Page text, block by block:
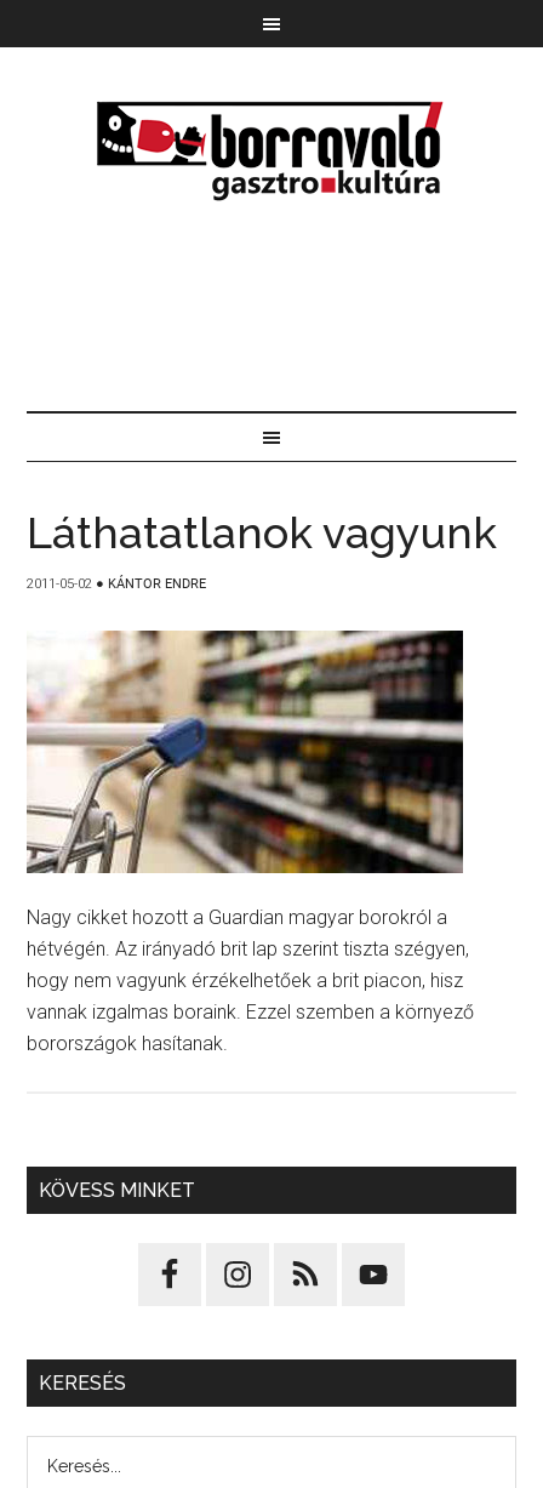
Láthatatlanok vagyunk
2011-05-02 ● KÁNTOR ENDRE
Nagy cikket hozott a Guardian magyar borokról a
hétvégén. Az irányadó brit lap szerint tiszta szégyen,
hogy nem vagyunk érzékelhetőek a brit piacon, hisz
vannak izgalmas boraink. Ezzel szemben a környező
borországok hasítanak.
KÖVESS MINKET
KERESÉS